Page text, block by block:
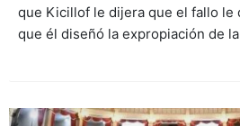
que Kicillof le dijera que el fallo le
que él diseñó la expropiación de